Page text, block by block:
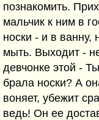
познакомить.
мальчик к ним в
носки - и в ванну,
мыть. Выходит -
девчонке этой - Ты
брала носки? А
воняет, убежит
ведь! Он ее